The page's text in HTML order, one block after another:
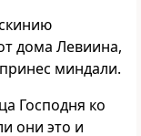
дома Левиина,
миндали.
Господня ко
они это и